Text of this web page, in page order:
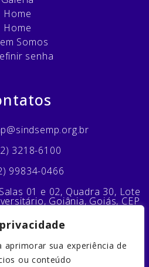
sua experiência de
ou conteúdo
Home
Home
Somos
senha
3218-6100
99834-0466
01 e 02, Quadra 30, Lote
Goiânia, Goiás, CEP
Sociais